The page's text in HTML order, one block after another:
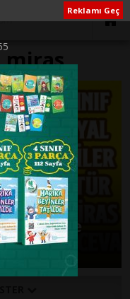
Reklamı Geç
miras
ve